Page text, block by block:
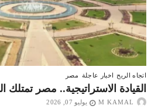
اتجاه الريح اخبار عاجلة مصر
القيادة الاستراتيجية.. مصر تمتلك
M KAMAL يوليو 07, 2026